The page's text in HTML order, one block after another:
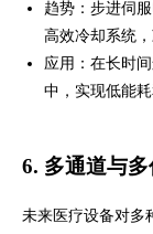
趋势：步进伺
高效冷却系统
应用：在长时
中，实现低能耗
6. 多通道与
未来医疗设备对多